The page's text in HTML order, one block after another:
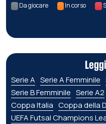
Da giocare In corso
Serie A Serie A Femminile
Serie B Femminile Serie A2
Coppa Italia Coppa della
UEFA Futsal Champions